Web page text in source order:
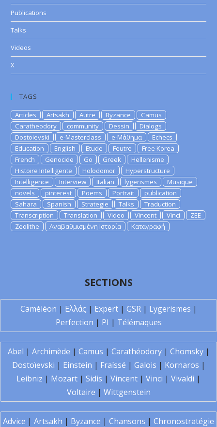
Publications
Talks
Videos
X
TAGS
Articles Artsakh Autre Byzance
Camus
Caratheodory
community Dessin
Dialogs
Dostoievski
e-Masterclass e-Μάθημα
Echecs
Education
English Etude Feutre
Free Korea
French
Genocide Go Greek
Hellenisme
Histoire Intelligente
Holodomor
Hyperstructure
Intelligence
Interview Italian lygerismes
Musique
novels
pinterest Poems Portrait
publication
Sahara
Spanish Strategie Talks
Traduction
Transcription
Translation Video Vincent Vinci
ZEE
Zeolithe
Αναβαθμισμένη Ιστορία Καταγραφή
SECTIONS
Caméléon | Ελλάς | Expert| GSR| Lygerismes |
Perfection | PI | Télémaques
Abel | Archimède | Camus | Carathéodory| Chomsky|
Dostoïevski | Einstein | Fraïssé | Galois | Kornaros |
Leibniz | Mozart | Sidis | Vincent | Vinci | Vivaldi |
Voltaire | Wittgenstein
Advice | Artsakh | Byzance | Chansons | Chronostratégie